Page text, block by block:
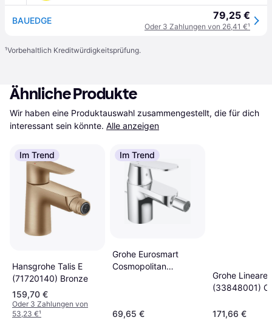
BAUEDGE 79,25 €
Oder 3 Zahlungen von 26,41 €¹
¹Vorbehaltlich Kreditwürdigkeitsprüfung.
Ähnliche Produkte
Wir haben eine Produktauswahl zusammengestellt, die für dich
interessant sein könnte. Alle anzeigen
Im Trend
Hansgrohe Talis E
(71720140) Bronze
159,70 €
Oder 3 Zahlungen von
53,23 €¹
Im Trend
Grohe Eurosmart
Cosmopolitan
69,65 €
Grohe Lineare
(33848001)
171,66 €